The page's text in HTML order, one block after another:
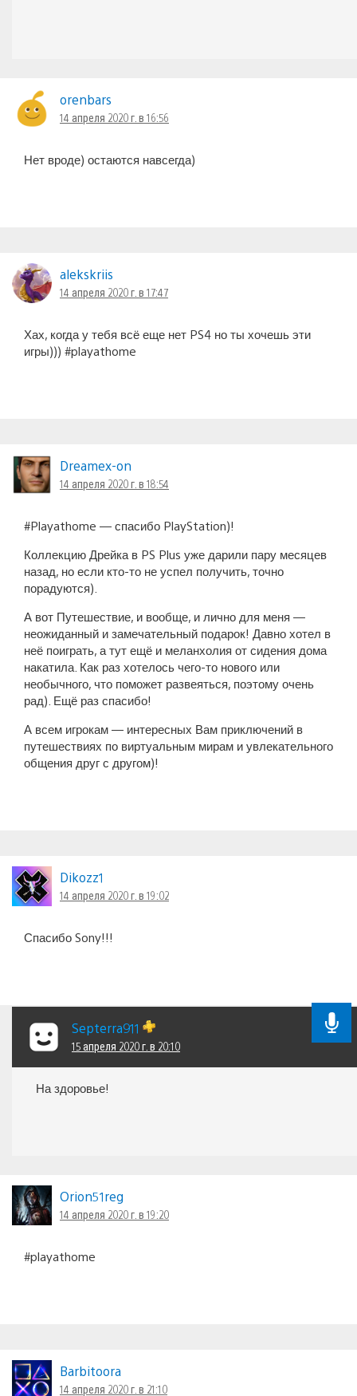
orenbars
14 апреля 2020 г. в 16:56
Нет вроде) остаются навсегда)
alekskriis
14 апреля 2020 г. в 17:47
Хах, когда у тебя всё еще нет PS4 но ты хочешь эти
игры))) #playathome
Dreamex-on
14 апреля 2020 г. в 18:54
#Playathome — спасибо PlayStation)!
Коллекцию Дрейка в PS Plus уже дарили пару месяцев
назад, но если кто-то не успел получить, точно
порадуются).
А вот Путешествие, и вообще, и лично для меня —
неожиданный и замечательный подарок! Давно хотел в
неё поиграть, а тут ещё и меланхолия от сидения дома
накатила. Как раз хотелось чего-то нового или
необычного, что поможет развеяться, поэтому очень
рад). Ещё раз спасибо!
А всем игрокам — интересных Вам приключений в
путешествиях по виртуальным мирам и увлекательного
общения друг с другом)!
Dikozz1
14 апреля 2020 г. в 19:02
Спасибо Sony!!!
Septerra911
15 апреля 2020 г. в 20:10
На здоровье!
Orion51reg
14 апреля 2020 г. в 19:20
#playathome
Barbitoora
14 апреля 2020 г. в 21:10